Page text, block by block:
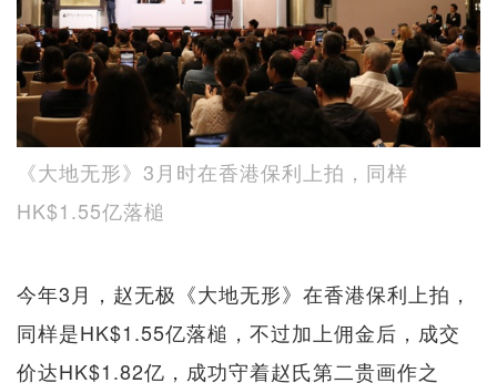
《大地无形》3月时在香港保利上拍，同样
HK$1.55亿落槌
今年3月，赵无极《大地无形》在香港保利上拍，
同样是HK$1.55亿落槌，不过加上佣金后，成交
价达HK$1.82亿，成功守着赵氏第二贵画作之